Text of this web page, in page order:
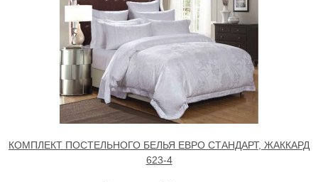
КОМПЛЕКТ ПОСТЕЛЬНОГО БЕЛЬЯ ЕВРО СТАНДАРТ, ЖАККАРД
623-4